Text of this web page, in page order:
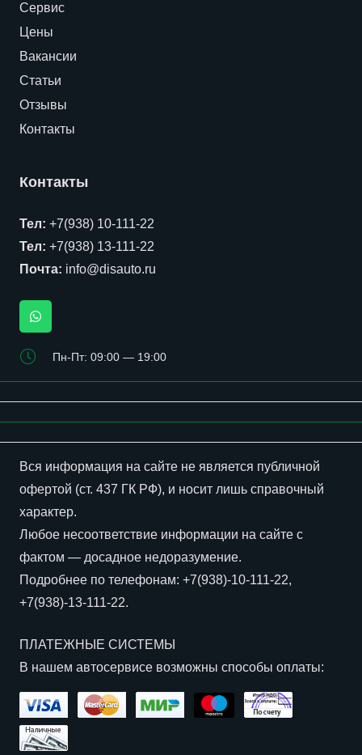
Сервис
Цены
Вакансии
Статьи
Отзывы
Контакты
Контакты
Тел: +7(938) 10-111-22
Тел: +7(938) 13-111-22
Почта: info@disauto.ru
Пн-Пт: 09:00 — 19:00
Вся информация на сайте не является публичной
офертой (ст. 437 ГК РФ), и носит лишь справочный
характер.
Любое несоответствие информации на сайте с
фактом — досадное недоразумение.
Подробнее по телефонам: +7(938)-10-111-22,
+7(938)-13-111-22.
ПЛАТЕЖНЫЕ СИСТЕМЫ
В нашем автосервисе возможны способы оплаты: